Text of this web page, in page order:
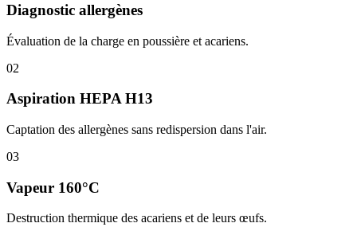
Diagnostic allergènes
Évaluation de la charge en poussière et acariens.
02
Aspiration HEPA H13
Captation des allergènes sans redispersion dans l'air.
03
Vapeur 160°C
Destruction thermique des acariens et de leurs œufs.